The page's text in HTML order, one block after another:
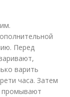
Перед
варить
часа. Затем
промывают